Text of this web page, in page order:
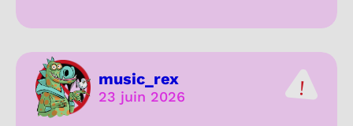
music_rex
23 juin 2026